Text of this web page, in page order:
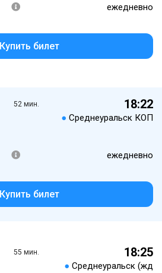
ежедневно
Купить билет
52 мин. 18:22
● Среднеуральск КОП
ежедневно
Купить билет
55 мин. 18:25
● Среднеуральск (жд